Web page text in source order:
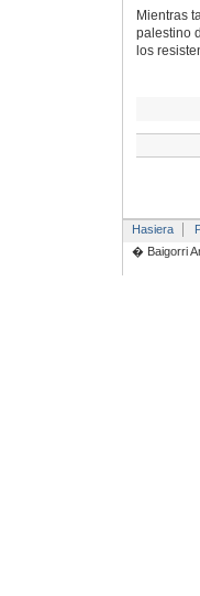
Mientras
palestino
los
Hasiera
� Baigorri